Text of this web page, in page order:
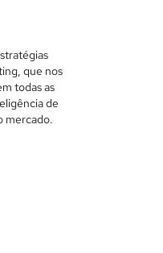
que nos
todas as
de
mercado.